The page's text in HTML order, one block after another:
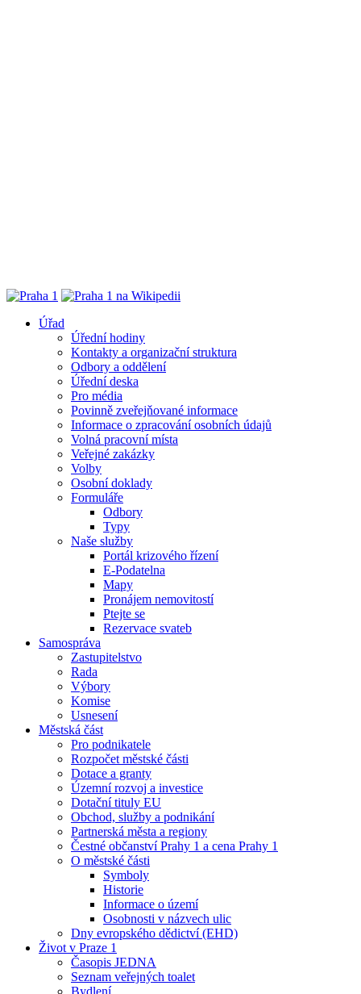
Úřad
Úřední hodiny
Kontakty a organizační struktura
Odbory a oddělení
Úřední deska
Pro média
Povinně zveřejňované informace
Informace o zpracování osobních údajů
Volná pracovní místa
Veřejné zakázky
Volby
Osobní doklady
Formuláře
Odbory
Typy
Naše služby
Portál krizového řízení
E-Podatelna
Mapy
Pronájem nemovitostí
Ptejte se
Rezervace svateb
Samospráva
Zastupitelstvo
Rada
Výbory
Komise
Usnesení
Městská část
Pro podnikatele
Rozpočet městské části
Dotace a granty
Územní rozvoj a investice
Dotační tituly EU
Obchod, služby a podnikání
Partnerská města a regiony
Čestné občanství Prahy 1 a cena Prahy 1
O městské části
Symboly
Historie
Informace o území
Osobnosti v názvech ulic
Dny evropského dědictví (EHD)
Život v Praze 1
Časopis JEDNA
Seznam veřejných toalet
Bydlení